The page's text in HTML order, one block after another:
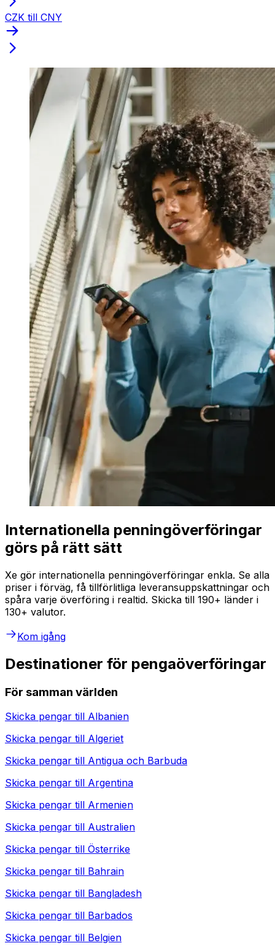
CZK till CNY
Internationella penningöverföringar
görs på rätt sätt
Xe gör internationella penningöverföringar enkla. Se alla
priser i förväg, få tillförlitliga leveransuppskattningar och
spåra varje överföring i realtid. Skicka till 190+ länder i
130+ valutor.
Kom igång
Destinationer för pengaöverföringar
För samman världen
Skicka pengar till Albanien
Skicka pengar till Algeriet
Skicka pengar till Antigua och Barbuda
Skicka pengar till Argentina
Skicka pengar till Armenien
Skicka pengar till Australien
Skicka pengar till Österrike
Skicka pengar till Bahrain
Skicka pengar till Bangladesh
Skicka pengar till Barbados
Skicka pengar till Belgien